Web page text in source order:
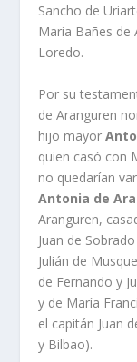
Sancho de
Maria Bañes de
Loredo.
Por su
de Aranguren
hijo mayor
quien casó con
no quedarí­an
Antonia de
Aranguren,
Juan de
Julián de
de Fernando y
y de Marí­a
el capitán Juan
y Bilbao).